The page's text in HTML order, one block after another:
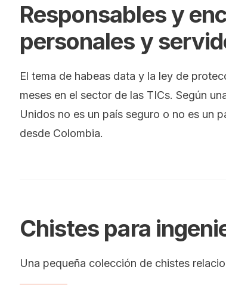
Responsables y
personales y
El tema de habeas data y la ley de
meses en el sector de las TICs. Según
Unidos no es un país seguro o no es un
desde Colombia.
Chistes para
Una pequeña colección de chistes